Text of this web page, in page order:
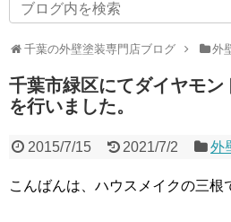
千葉の外壁塗装専門店ブログ 外
千葉市緑区にてダイヤモン
を行いました。
2015/7/15 2021/7/2 外
こんばんは、ハウスメイクの三根